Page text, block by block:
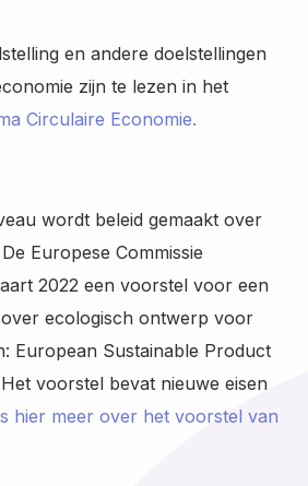
en andere doelstellingen
zijn te lezen in het
Circulaire Economie.
wordt beleid gemaakt over
Europese Commissie
2022 een voorstel voor een
ecologisch ontwerp voor
European Sustainable Product
voorstel bevat nieuwe eisen
hier meer over het voorstel van